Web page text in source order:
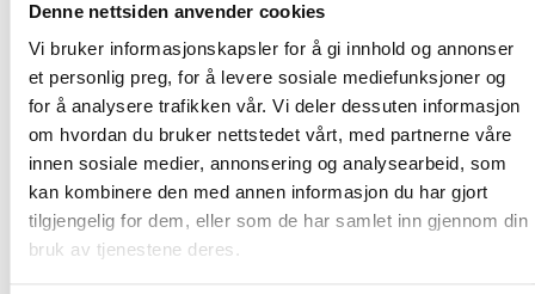
Denne nettsiden anvender cookies
Vi bruker informasjonskapsler for å gi innhold og annonser
et personlig preg, for å levere sosiale mediefunksjoner og
for å analysere trafikken vår. Vi deler dessuten informasjon
om hvordan du bruker nettstedet vårt, med partnerne våre
innen sosiale medier, annonsering og analysearbeid, som
kan kombinere den med annen informasjon du har gjort
tilgjengelig for dem, eller som de har samlet inn gjennom din
bruk av tjenestene deres.
2018-2021
Rapport från det första expertseminariet om
arbetsmarknad och funktionshinde
Om Rådet för nordiskt samarbete om funktionshinder
Seminarieplats
Konferensen arrangeras påUppsala Konsert &
Kongress
som ligger mitt i Uppsala centrum. Uppsala